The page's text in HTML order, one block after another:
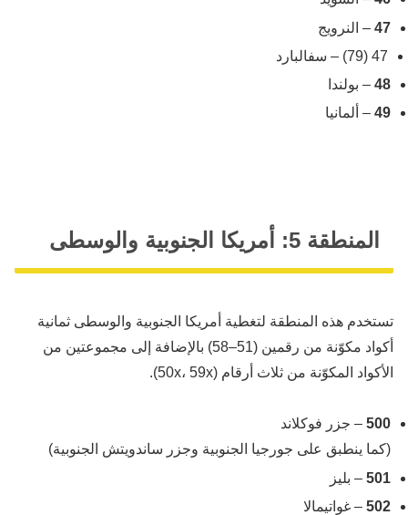
47 – النرويج
47 (79) – سفالبارد
48 – بولندا
49 – ألمانيا
المنطقة 5: أمريكا الجنوبية والوسطى
تستخدم هذه المنطقة لتغطية أمريكا الجنوبية والوسطى ثمانية
أكواد مكوّنة من رقمين (51–58) بالإضافة إلى مجموعتين من
الأكواد المكوّنة من ثلاث أرقام (50x، 59x).
500 – جزر فوكلاند
(كما ينطبق على جورجيا الجنوبية وجزر ساندويتش الجنوبية)
501 – بليز
502 – غواتيمالا